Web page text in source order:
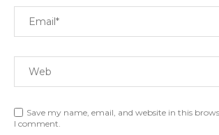
Save my name, email, and website in this
I comment.